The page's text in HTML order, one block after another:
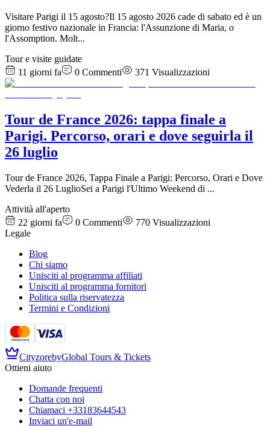
Visitare Parigi il 15 agosto?Il 15 agosto 2026 cade di sabato ed è un
giorno festivo nazionale in Francia: l'Assunzione di Maria, o
l'Assomption. Molt...
Tour e visite guidate
11 giorni fa
0 Commenti 371 Visualizzazioni
Tour de France 2026: tappa finale a
Parigi. Percorso, orari e dove seguirla il
26 luglio
Tour de France 2026, Tappa Finale a Parigi: Percorso, Orari e Dove
Vederla il 26 LuglioSei a Parigi l'Ultimo Weekend di ...
Attività all'aperto
22 giorni fa
0 Commenti 770 Visualizzazioni
Legale
Blog
Chi siamo
Unisciti al programma affiliati
Unisciti al programma fornitori
Politica sulla riservatezza
Termini e Condizioni
CityzorebyGlobal Tours & Tickets
Ottieni aiuto
Domande frequenti
Chatta con noi
Chiamaci +33183644543
Inviaci un'e-mail